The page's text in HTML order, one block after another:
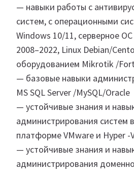
— навыки работы с
систем, с операционными
Windows 10/11, серверное
2008–2022, Linux Debian/
оборудованием Mikrotik /
— базовые навыки
MS SQL Server /MySQL/Oracle
— устойчивые знания и
администрирования систем
платформе VMware и Hyper -
— устойчивые знания и
администрирования